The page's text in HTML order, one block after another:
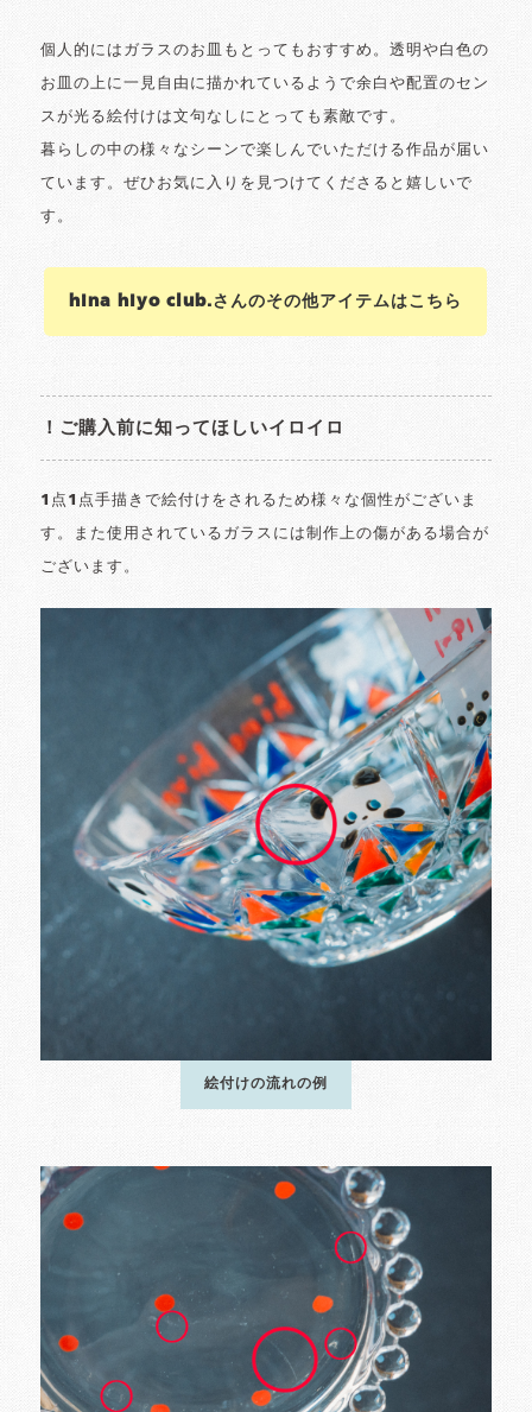
個人的にはガラスのお皿もとってもおすすめ。透明や白色の
お皿の上に一見自由に描かれているようで余白や配置のセン
スが光る絵付けは文句なしにとっても素敵です。
暮らしの中の様々なシーンで楽しんでいただける作品が届い
ています。ぜひお気に入りを見つけてくださると嬉しいで
す。
hina hiyo club.さんのその他アイテムはこちら
！ご購入前に知ってほしいイロイロ
1点1点手描きで絵付けをされるため様々な個性がございま
す。また使用されているガラスには制作上の傷がある場合が
ございます。
絵付けの流れの例